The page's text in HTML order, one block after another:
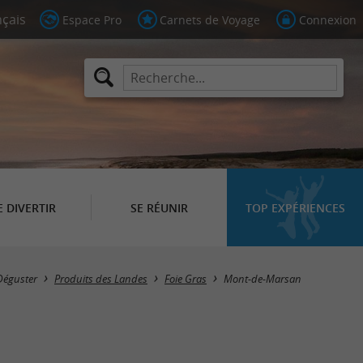
Espace Pro Carnets de Voyage Connexion
DIVERTIR SE RÉUNIR TOP EXPÉRIENCES
Masquer la carte
Produits des Landes Foie Gras Mont-de-Marsan